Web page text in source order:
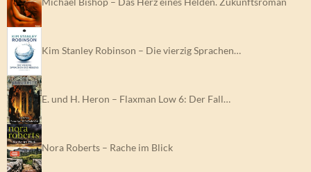
Kim Stanley Robinson – Die vierzig Sprachen…
E. und H. Heron – Flaxman Low 6: Der Fall…
Nora Roberts – Rache im Blick